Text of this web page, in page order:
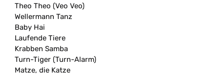
Theo Theo (Veo Veo)
Wellermann Tanz
Baby Hai
Laufende Tiere
Krabben Samba
Turn-Tiger (Turn-Alarm)
Matze, die Katze